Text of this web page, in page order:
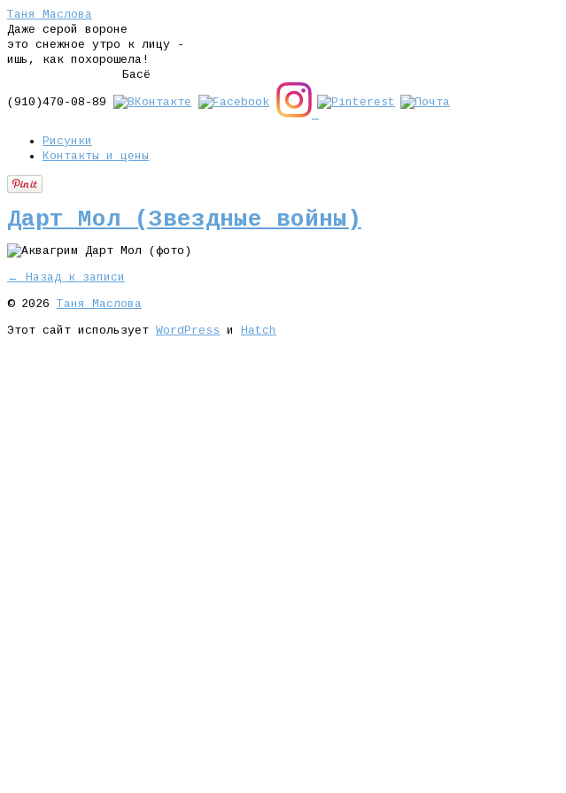
Таня Маслова
Даже серой вороне
это снежное утро к лицу -
ишь, как похорошела!
Басё
(910)470-08-89
Рисунки
Контакты и цены
Дарт Мол (Звездные войны)
← Назад к записи
© 2026 Таня Маслова
Этот сайт использует WordPress и Hatch